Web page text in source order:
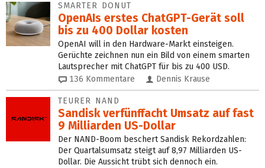
SMARTER DONUT
OpenAIs erstes ChatGPT-Gerät soll
bis zu 400 Dollar kosten
OpenAI will in den Hardware-Markt einsteigen.
Gerüchte zeichnen nun ein Bild von einem smarten
Lautsprecher mit ChatGPT für bis zu 400 USD.
136 Kommentare Dennis Krause
TEURER NAND
Sandisk verfünffacht Umsatz auf fast
9 Milliarden US-Dollar
Der NAND-Boom beschert Sandisk Rekordzahlen:
Der Quartalsumsatz steigt auf 8,97 Milliarden US-
Dollar. Die Aussicht trübt sich dennoch ein.